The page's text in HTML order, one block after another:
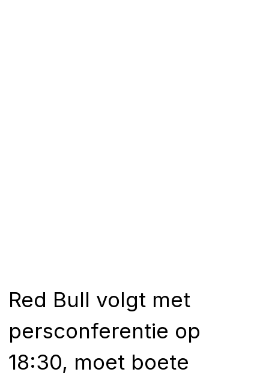
Red Bull volgt met
persconferentie op
18:30, moet boete